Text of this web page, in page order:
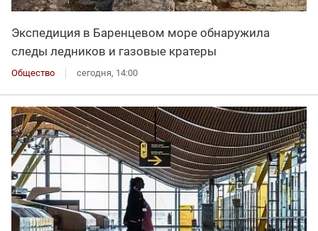
Экспедиция в Баренцевом море обнаружила
следы ледников и газовые кратеры
Общество сегодня, 14:00